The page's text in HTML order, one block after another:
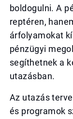
boldogulni. A
reptéren,
árfolyamokat
pénzügyi
segíthetnek a
utazásban.
Az utazás
és programok